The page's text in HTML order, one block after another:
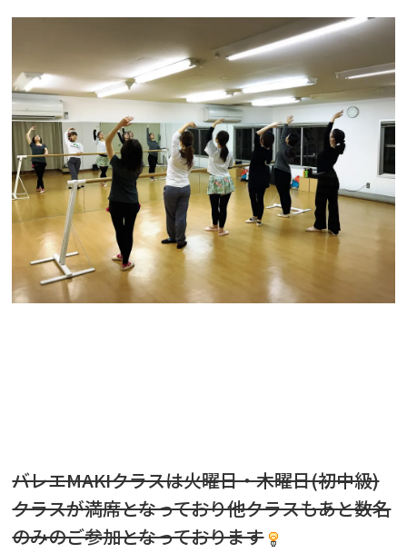
バレエMAKIクラスは火曜日・木曜日(初中級)
クラスが満席となっており他クラスもあと数名
のみのご参加となっております